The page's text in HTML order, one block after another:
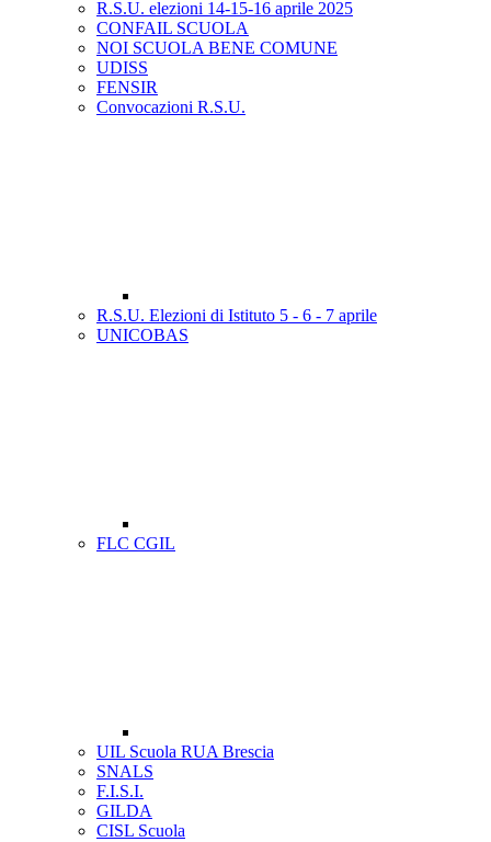
R.S.U. elezioni 14-15-16 aprile 2025
CONFAIL SCUOLA
NOI SCUOLA BENE COMUNE
UDISS
FENSIR
Convocazioni R.S.U.
R.S.U. Elezioni di Istituto 5 - 6 - 7 aprile
UNICOBAS
FLC CGIL
UIL Scuola RUA Brescia
SNALS
F.I.S.I.
GILDA
CISL Scuola